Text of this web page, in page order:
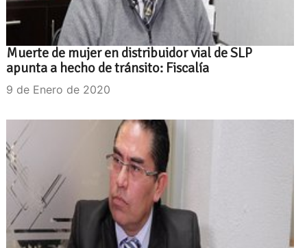
Muerte de mujer en distribuidor vial de SLP
apunta a hecho de tránsito: Fiscalía
9 de Enero de 2020